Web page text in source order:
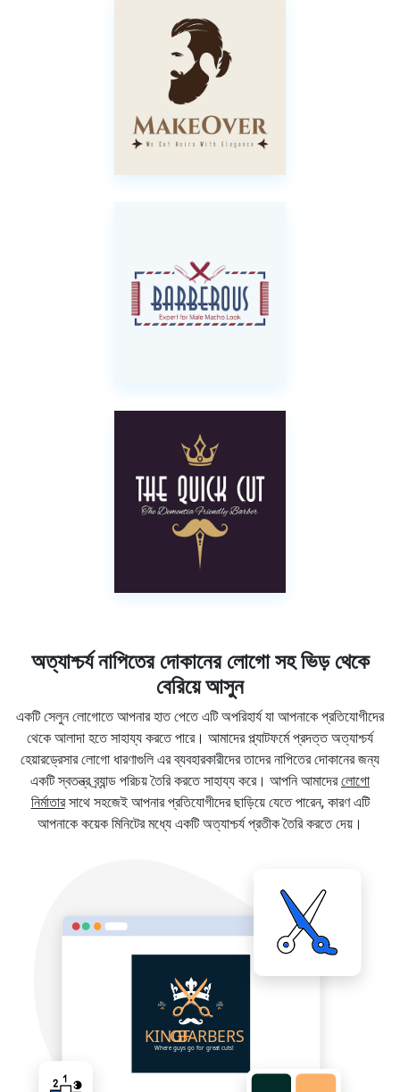
অত্যাশ্চর্য নাপিতের দোকানের লোগো সহ ভিড় থেকে
বেরিয়ে আসুন
একটি সেলুন লোগোতে আপনার হাত পেতে এটি অপরিহার্য যা আপনাকে প্রতিযোগীদের
থেকে আলাদা হতে সাহায্য করতে পারে। আমাদের প্ল্যাটফর্মে প্রদত্ত অত্যাশ্চর্য
হেয়ারড্রেসার লোগো ধারণাগুলি এর ব্যবহারকারীদের তাদের নাপিতের দোকানের জন্য
একটি স্বতন্ত্র ব্র্যান্ড পরিচয় তৈরি করতে সাহায্য করে। আপনি আমাদেরলোগো
নির্মাতারসাথে সহজেই আপনার প্রতিযোগীদের ছাড়িয়ে যেতে পারেন, কারণ এটি
আপনাকে কয়েক মিনিটের মধ্যে একটি অত্যাশ্চর্য প্রতীক তৈরি করতে দেয়।